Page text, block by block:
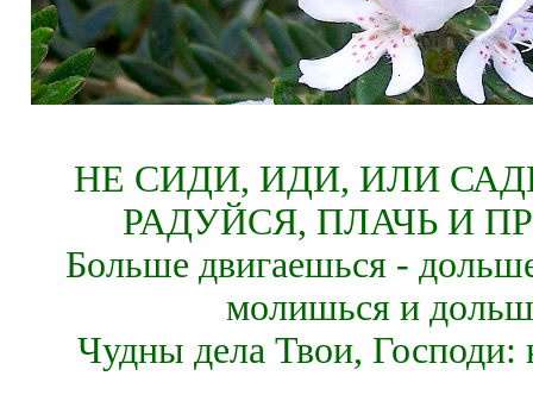
НЕ СИДИ, ИДИ, ИЛИ
РАДУЙСЯ, ПЛАЧЬ И
Больше двигаешься -
молишься и
Чудны дела Твои, Господи: